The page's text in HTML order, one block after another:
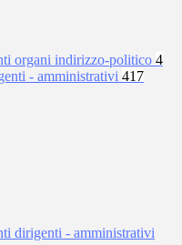
organi indirizzo-politico 4
- amministrativi 417
dirigenti - amministrativi